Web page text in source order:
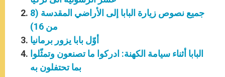
جميع نصوص زيارة البابا إلى الأراضي المقدسة (8
من 16)
أوّل بابا يزور برمانيا
البابا أثناء سيامة الكهنة: ادركوا ما تصنعون وتمثّلوا
بما تحتفلون به